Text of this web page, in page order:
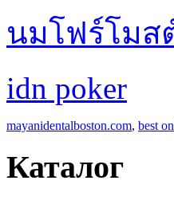
นมโฟร์โมส
idn poker
mayanidentalboston.com, best
Каталог